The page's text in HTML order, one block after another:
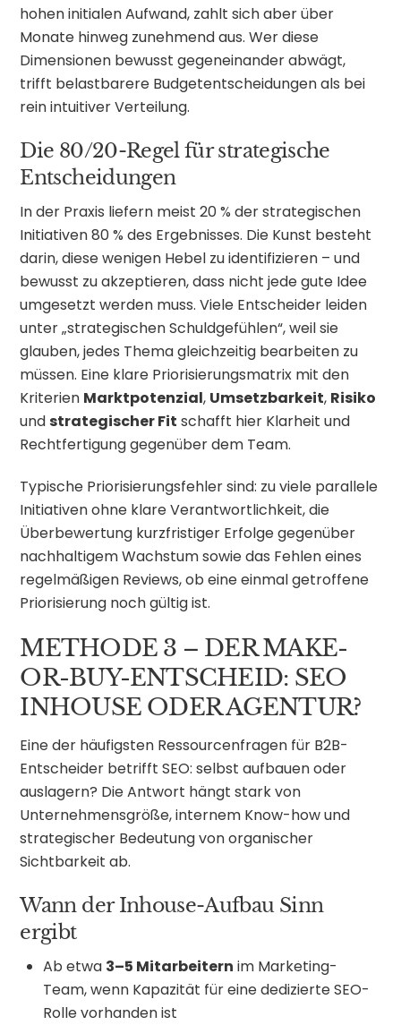
hohen initialen Aufwand, zahlt sich aber über
Monate hinweg zunehmend aus. Wer diese
Dimensionen bewusst gegeneinander abwägt,
trifft belastbarere Budgetentscheidungen als bei
rein intuitiver Verteilung.
Die 80/20-Regel für strategische
Entscheidungen
In der Praxis liefern meist 20 % der strategischen
Initiativen 80 % des Ergebnisses. Die Kunst besteht
darin, diese wenigen Hebel zu identifizieren – und
bewusst zu akzeptieren, dass nicht jede gute Idee
umgesetzt werden muss. Viele Entscheider leiden
unter „strategischen Schuldgefühlen“, weil sie
glauben, jedes Thema gleichzeitig bearbeiten zu
müssen. Eine klare Priorisierungsmatrix mit den
Kriterien Marktpotenzial, Umsetzbarkeit, Risiko
und strategischer Fit schafft hier Klarheit und
Rechtfertigung gegenüber dem Team.
Typische Priorisierungsfehler sind: zu viele parallele
Initiativen ohne klare Verantwortlichkeit, die
Überbewertung kurzfristiger Erfolge gegenüber
nachhaltigem Wachstum sowie das Fehlen eines
regelmäßigen Reviews, ob eine einmal getroffene
Priorisierung noch gültig ist.
METHODE 3 – DER MAKE-
OR-BUY-ENTSCHEID: SEO
INHOUSE ODER AGENTUR?
Eine der häufigsten Ressourcenfragen für B2B-
Entscheider betrifft SEO: selbst aufbauen oder
auslagern? Die Antwort hängt stark von
Unternehmensgröße, internem Know-how und
strategischer Bedeutung von organischer
Sichtbarkeit ab.
Wann der Inhouse-Aufbau Sinn
ergibt
Ab etwa 3–5 Mitarbeitern im Marketing-
Team, wenn Kapazität für eine dedizierte SEO-
Rolle vorhanden ist